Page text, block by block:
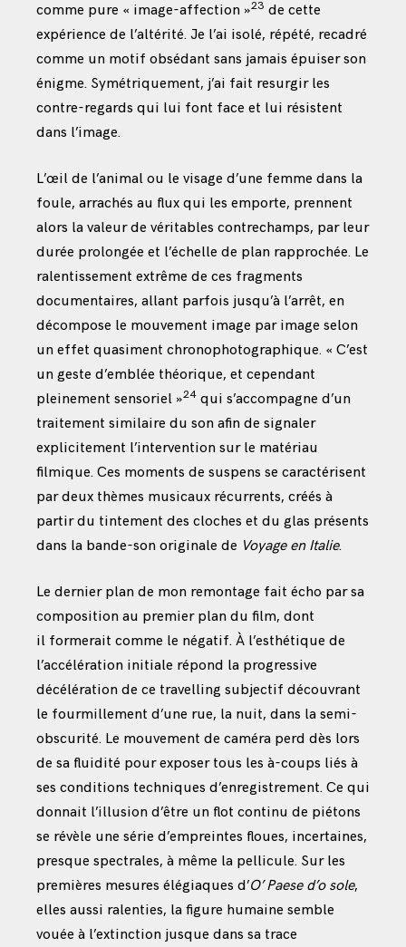
comme pure « image-affection »23 de cette
expérience de l’altérité. Je l’ai isolé, répété, recadré
comme un motif obsédant sans jamais épuiser son
énigme. Symétriquement, j’ai fait resurgir les
contre-regards qui lui font face et lui résistent
dans l’image.
L’œil de l’animal ou le visage d’une femme dans la
foule, arrachés au flux qui les emporte, prennent
alors la valeur de véritables contrechamps, par leur
durée prolongée et l’échelle de plan rapprochée. Le
ralentissement extrême de ces fragments
documentaires, allant parfois jusqu’à l’arrêt, en
décompose le mouvement image par image selon
un effet quasiment chronophotographique. « C’est
un geste d’emblée théorique, et cependant
pleinement sensoriel »24 qui s’accompagne d’un
traitement similaire du son afin de signaler
explicitement l’intervention sur le matériau
filmique. Ces moments de suspens se caractérisent
par deux thèmes musicaux récurrents, créés à
partir du tintement des cloches et du glas présents
dans la bande-son originale de Voyage en Italie.
Le dernier plan de mon remontage fait écho par sa
composition au premier plan du film, dont
il formerait comme le négatif. À l’esthétique de
l’accélération initiale répond la progressive
décélération de ce travelling subjectif découvrant
le fourmillement d’une rue, la nuit, dans la semi-
obscurité. Le mouvement de caméra perd dès lors
de sa fluidité pour exposer tous les à-coups liés à
ses conditions techniques d’enregistrement. Ce qui
donnait l’illusion d’être un flot continu de piétons
se révèle une série d’empreintes floues, incertaines,
presque spectrales, à même la pellicule. Sur les
premières mesures élégiaques d’O’ Paese d’o sole,
elles aussi ralenties, la figure humaine semble
vouée à l’extinction jusque dans sa trace